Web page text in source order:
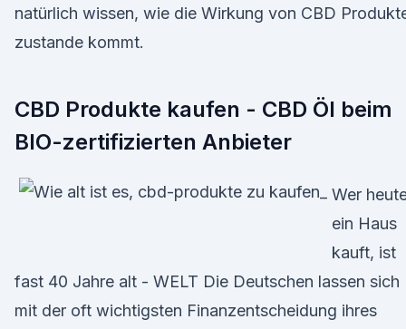
natürlich wissen, wie die Wirkung von CBD
zustande kommt.
CBD Produkte kaufen - CBD Öl beim
BIO-zertifizierten Anbieter
Wer
ein Haus
kauft, ist
fast 40 Jahre alt - WELT Die Deutschen lassen sich
mit der oft wichtigsten Finanzentscheidung ihres